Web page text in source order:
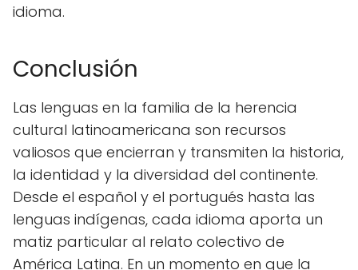
idioma.
Conclusión
Las lenguas en la familia de la herencia
cultural latinoamericana son recursos
valiosos que encierran y transmiten la historia,
la identidad y la diversidad del continente.
Desde el español y el portugués hasta las
lenguas indígenas, cada idioma aporta un
matiz particular al relato colectivo de
América Latina. En un momento en que la